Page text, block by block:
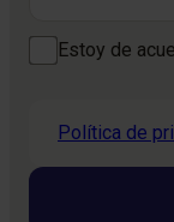
Consentimiento *
Estoy de
Política de